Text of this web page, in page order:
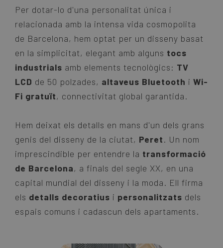
Per dotar-lo d'una personalitat única i
relacionada amb la intensa vida cosmopolita
de Barcelona, hem optat per un disseny basat
en la simplicitat, elegant amb alguns tocs
industrials amb elements tecnològics: TV
LCD de 50 polzades, altaveus Bluetooth i Wi-
Fi gratuït, connectivitat global garantida.
Hem deixat els detalls en mans d'un dels grans
genis del disseny de la ciutat, Peret. Un nom
imprescindible per entendre la transformació
de Barcelona, a finals del segle XX, en una
capital mundial del disseny i la moda. Ell firma
els detalls decoratius i personalitzats dels
espais comuns i cadascun dels apartaments.